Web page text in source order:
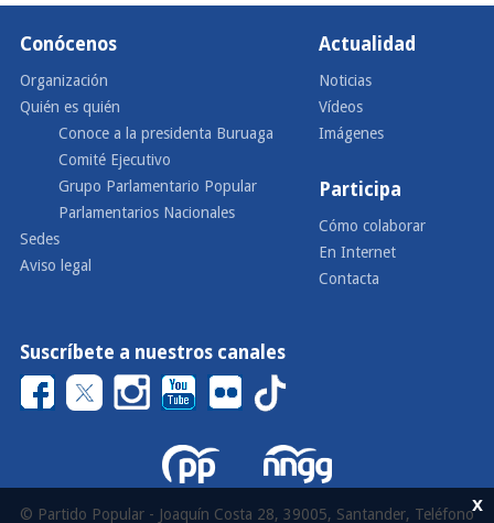
Conócenos
Organización
Quién es quién
Conoce a la presidenta Buruaga
Comité Ejecutivo
Grupo Parlamentario Popular
Parlamentarios Nacionales
Sedes
Aviso legal
Actualidad
Noticias
Vídeos
Imágenes
Participa
Cómo colaborar
En Internet
Contacta
Suscríbete a nuestros canales
© Partido Popular - Joaquín Costa 28, 39005, Santander, Teléfonox